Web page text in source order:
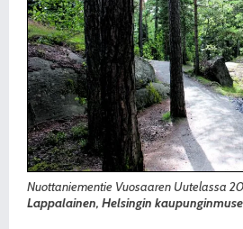
Nuottaniementie Vuosaaren Uutelassa
Lappalainen, Helsingin